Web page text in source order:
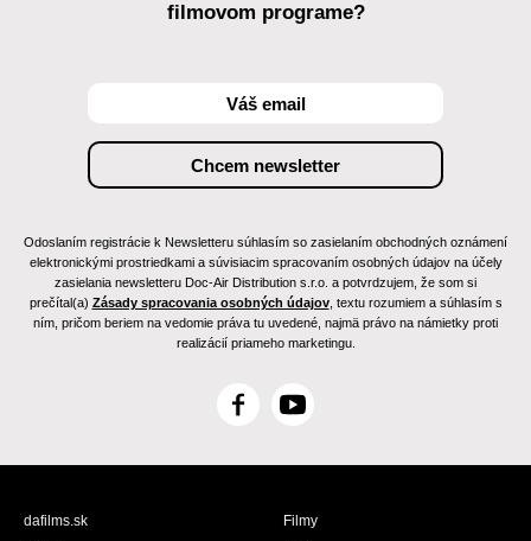
filmovom programe?
Odoslaním registrácie k Newsletteru súhlasím so zasielaním obchodných oznámení
elektronickými prostriedkami a súvisiacim spracovaním osobných údajov na účely
zasielania newsletteru Doc-Air Distribution s.r.o. a potvrdzujem, že som si
prečítal(a) Zásady spracovania osobných údajov, textu rozumiem a súhlasím s
ním, pričom beriem na vedomie práva tu uvedené, najmä právo na námietky proti
realizácií priameho marketingu.
F
c
Y
u
dafilms.sk
Filmy